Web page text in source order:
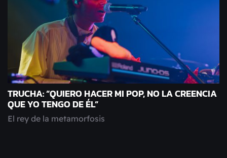
TRUCHA: “QUIERO HACER MI POP, NO LA CREENCIA
QUE YO TENGO DE ÉL”
El rey de la metamorfosis